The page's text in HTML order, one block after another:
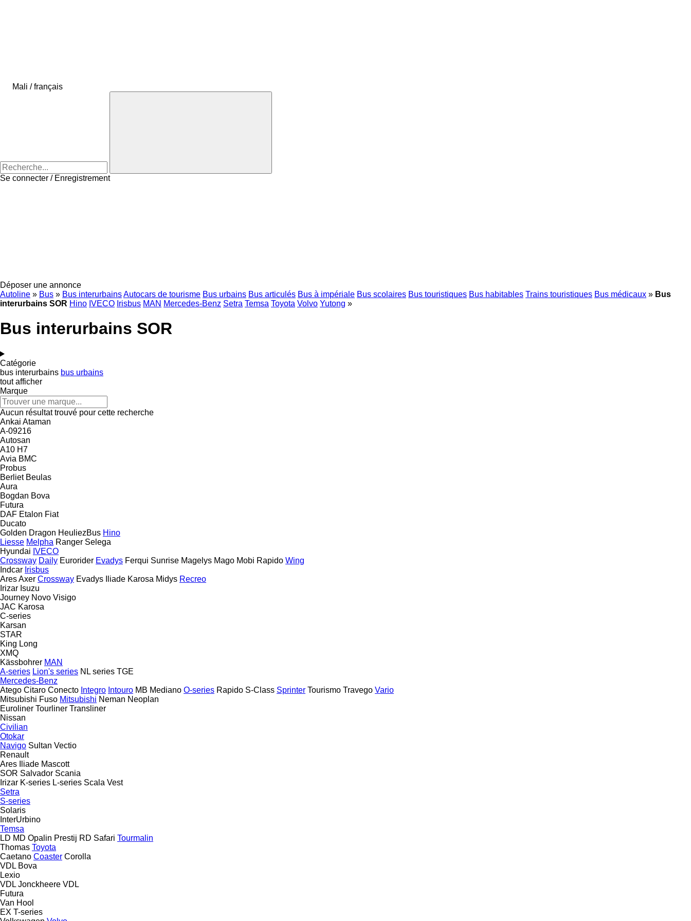
Mali / français
Se connecter / Enregistrement
Déposer une annonce
Autoline » Bus » Bus interurbainsAutocars de tourisme Bus urbains Bus articulés Bus à impériale Bus scolaires Bus touristiques Bus habitables Trains touristiques Bus médicaux » Bus
interurbains SOR Hino IVECO Irisbus MAN Mercedes-Benz Setra Temsa Toyota Volvo Yutong »
Bus interurbains SOR
Catégorie
bus interurbains bus urbains
tout afficher
Marque
Aucun résultat trouvé pour cette recherche
Ankai Ataman
A-09216
Autosan
A10 H7
Avia BMC
Probus
Berliet Beulas
Aura
Bogdan Bova
Futura
DAF Etalon Fiat
Ducato
Golden Dragon HeuliezBus Hino
Liesse Melpha Ranger Selega
Hyundai IVECO
Crossway Daily Eurorider Evadys Ferqui Sunrise Magelys Mago Mobi Rapido Wing
Indcar Irisbus
AresAxer Crossway Evadys Iliade Karosa Midys Recreo
Irizar Isuzu
Journey Novo Visigo
JAC Karosa
C-series
Karsan
STAR
King Long
XMQ
Kässbohrer MAN
A-series Lion's series NL series TGE
Mercedes-Benz
Atego Citaro Conecto Integro Intouro MB Mediano O-series Rapido S-Class Sprinter Tourismo Travego Vario
Mitsubishi Fuso Mitsubishi Neman Neoplan
Euroliner Tourliner Transliner
Nissan
Civilian
Otokar
Navigo Sultan Vectio
Renault
Ares
Iliade Mascott
SOR Salvador Scania
Irizar K-series L-series Scala Vest
Setra
S-series
Solaris
InterUrbino
Temsa
LD MD Opalin Prestij RD Safari Tourmalin
Thomas Toyota
Caetano Coaster Corolla
VDL Bova
Lexio
VDL Jonckheere VDL
Futura
Van Hool
EX T-series